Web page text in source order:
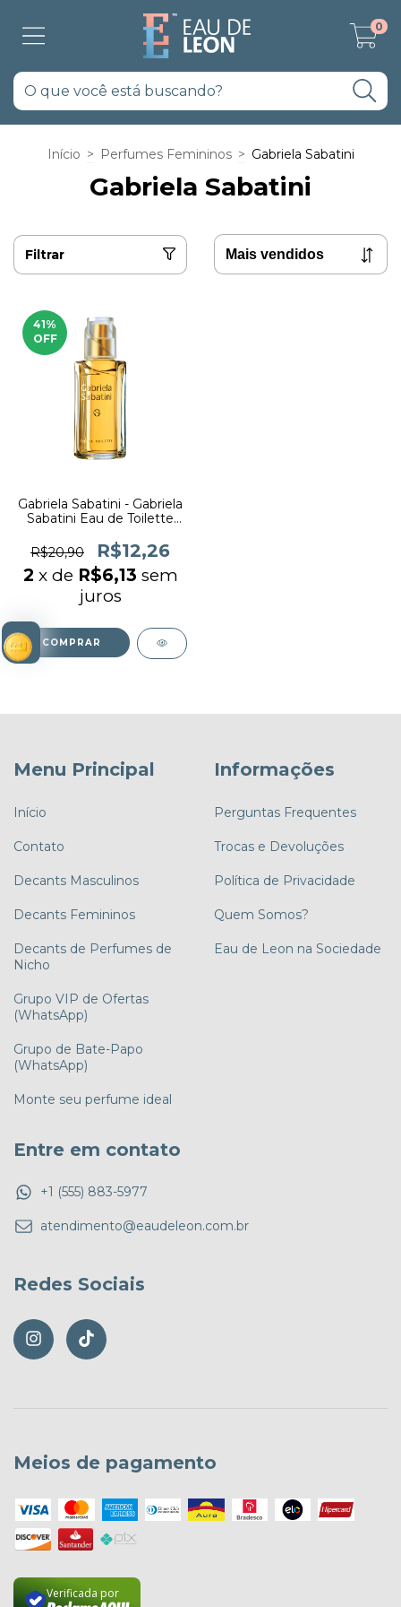
0
Início > Perfumes Femininos > Gabriela Sabatini
Gabriela Sabatini
Filtrar
41%
OFF
Gabriela Sabatini - Gabriela
Sabatini Eau de Toilette
R$20,90
R$12,26
2 x de R$6,13 sem
juros
COMPRAR
Menu Principal
Início
Contato
Decants Masculinos
Decants Femininos
Decants de Perfumes de
Nicho
Grupo VIP de Ofertas
(WhatsApp)
Grupo de Bate-Papo
(WhatsApp)
Monte seu perfume ideal
Informações
Perguntas Frequentes
Trocas e Devoluções
Política de Privacidade
Quem Somos?
Eau de Leon na Sociedade
Entre em contato
+1 (555) 883-5977
atendimento@eaudeleon.com.br
Redes Sociais
Meios de pagamento
Verificada por